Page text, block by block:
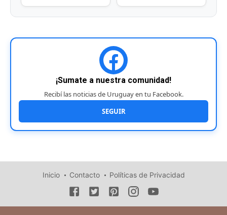
¡Sumate a nuestra comunidad!
Recibí las noticias de Uruguay en tu Facebook.
SEGUIR
Inicio Contacto Políticas de Privacidad